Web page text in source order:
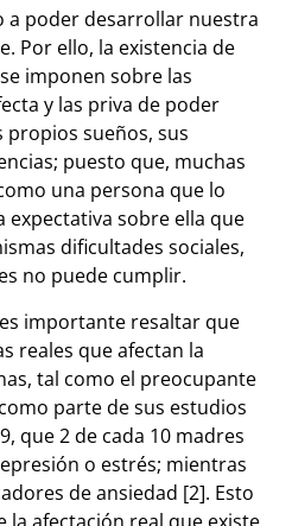
a poder desarrollar nuestra
Por ello, la existencia de
imponen sobre las
y las priva de poder
sueños, sus
puesto que, muchas
una persona que lo
expectativa sobre ella que
dificultades sociales,
no puede cumplir.
importante resaltar que
reales que afectan la
tal como el preocupante
parte de sus estudios
que 2 de cada 10 madres
o estrés; mientras
de ansiedad [2]. Esto
la afectación real que existe